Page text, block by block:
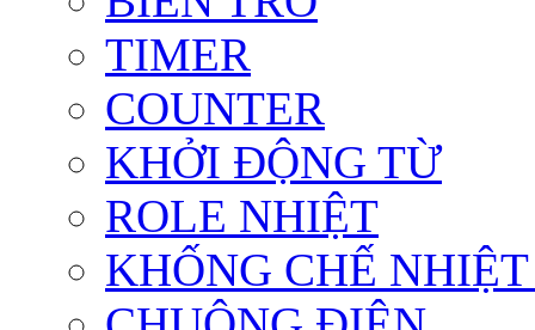
TIMER
COUNTER
KHỞI ĐỘNG TỪ
ROLE NHIỆT
KHỐNG CHẾ